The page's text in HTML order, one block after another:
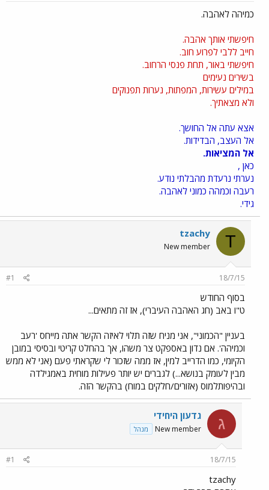
כמיהה לאהבה.
חיפשתי אותך אהבה.
חייב ללבי לפרוע חוב.
חיפשתי באור, תחת פנסי הרחוב.
בשירים נעימים
במילים עשירות, המפתות, נערות תפנוקים
ולא מצאתיך.
אצא עתה אל החושך.
אל העצב, הבדידות.
אל המציאות.
כאן ,
נערתי נרעדת מהבלתי נודע.
רעבה וכמהה כמוני לאהבה.
גידי.
T
tzachy
New member
18/7/15
#1
בסוף החודש
ט"ו באב (חג האהבה העיברי), אז זה מתאים...
בעניין "הכמוני", אני מניח שזה תלוי לאיזה הקשר אתה מייחס 'רעב
וכמיהה'. אם נדון באספקט צר משהו, אך בהחלט קריטי ובסיסי במובן
הקיומי, כמו הדרייב למין, אז ממה שזכור לי שקראתי פעם (אני לא ממש
מבין לעומק בנושא...) לגברים יש יותר פעילות מוחית באמגילדה
ובהיפותלמוס (אזורים/חלקים במוח) בהקשר הזה.
ג גדעון היחידי
New member מנהל
18/7/15
#1
tzachy